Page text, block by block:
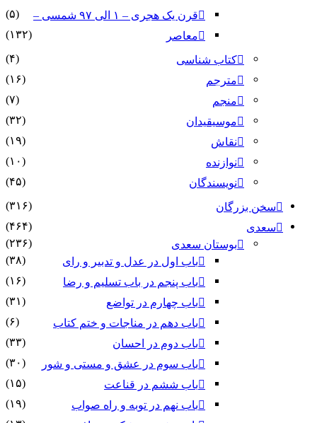
قرن یک هجری – ۱ الی ۹۷ شمسی –
(۵)
معاصر
(۱۳۲)
کتاب شناسی
(۴)
مترجم
(۱۶)
منجم
(۷)
موسیقیدان
(۳۲)
نقاش
(۱۹)
نوازنده
(۱۰)
نویسندگان
(۴۵)
سخن بزرگان
(۳۱۶)
سعدی
(۴۶۴)
بوستان سعدی
(۲۳۶)
باب اول در عدل و تدبیر و رای
(۳۸)
باب پنجم در باب تسلیم و رضا
(۱۶)
باب چهارم در تواضع
(۳۱)
باب دهم در مناجات و ختم کتاب
(۶)
باب دوم در احسان
(۳۳)
باب سوم در عشق و مستی و شور
(۳۰)
باب ششم در قناعت
(۱۵)
باب نهم در توبه و راه صواب
(۱۹)